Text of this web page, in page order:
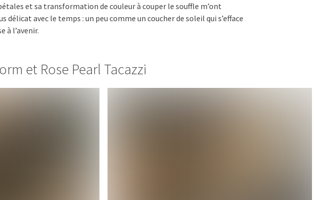
et sa transformation de couleur à couper le souffle m’ont
avec le temps : un peu comme un coucher de soleil qui s’efface
à l’avenir.
et Rose Pearl Tacazzi